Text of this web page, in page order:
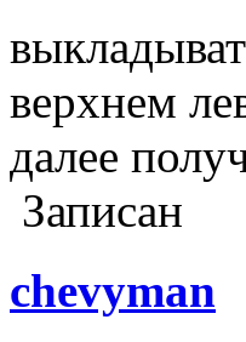
верхнем
далее
Записан
chevyman